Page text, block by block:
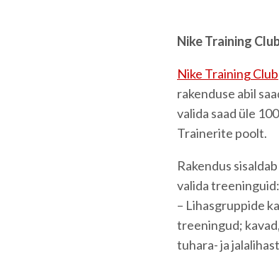
Nike Training
Nike Training Club
rakenduse abil
valida saad üle
Trainerite poolt.
Rakendus
valida treeninguid:
– Lihasgruppide
treeningud;
tuhara- ja